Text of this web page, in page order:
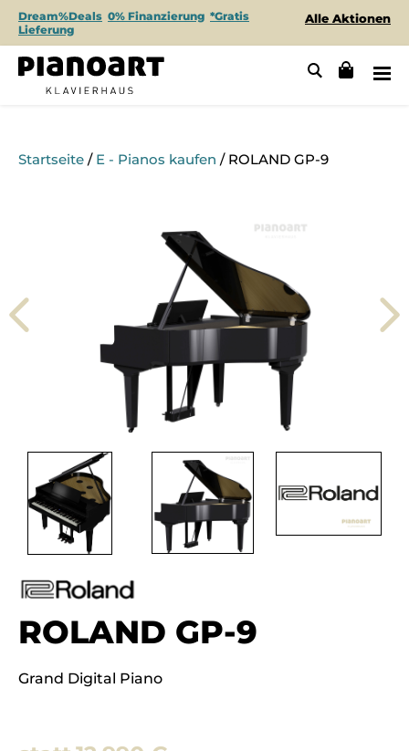
Dream%Deals 0% Finanzierung *Gratis
Lieferung
Alle Aktionen
Startseite / E - Pianos kaufen / ROLAND GP-9
ROLAND GP-9
Grand Digital Piano